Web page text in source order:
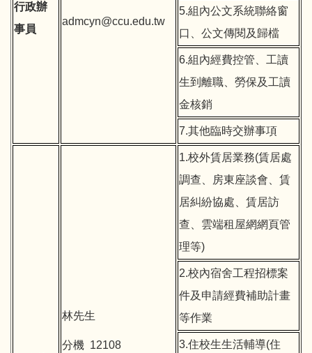
行政辦
事員
admcyn@ccu.edu.tw
5.組內公文系統聯絡窗
口、公文傳閱及歸檔
6.組內經費控管、工讀
生到離職、勞保及工讀
金核銷
7.其他臨時交辦事項
林先生
分機 12108
1.校外賃居業務(賃居處
調查、房東座談會、賃
居糾紛協處、賃居訪
查、雲端租屋網網頁管
理等)
2.校內宿舍工程招標案
件及申請經費補助計畫
等作業
3.住校生生活輔導(住